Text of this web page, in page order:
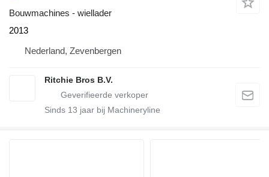
Bouwmachines - wiellader
2013
Nederland, Zevenbergen
Ritchie Bros B.V.
Sinds 13 jaar bij Machineryline